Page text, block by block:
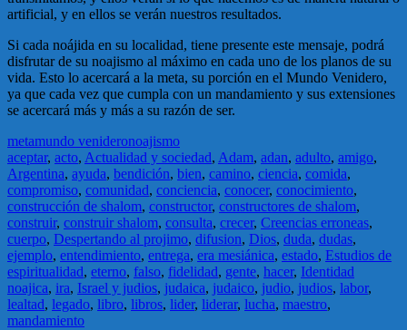
artificial, y en ellos se verán nuestros resultados.
Si cada noájida en su localidad, tiene presente este mensaje, podrá
disfrutar de su noajismo al máximo en cada uno de los planos de su
vida. Esto lo acercará a la meta, su porción en el Mundo Venidero,
ya que cada vez que cumpla con un mandamiento y sus extensiones
se acercará más y más a su razón de ser.
metamundo venideronoajismo
aceptar, acto, Actualidad y sociedad, Adam, adan, adulto, amigo,
Argentina, ayuda, bendición, bien, camino, ciencia, comida,
compromiso, comunidad, conciencia, conocer, conocimiento,
construcción de shalom, constructor, constructores de shalom,
construir, construir shalom, consulta, crecer, Creencias erroneas,
cuerpo, Despertando al projimo, difusion, Dios, duda, dudas,
ejemplo, entendimiento, entrega, era mesiánica, estado, Estudios de
espiritualidad, eterno, falso, fidelidad, gente, hacer, Identidad
noajica, ira, Israel y judios, judaica, judaico, judio, judios, labor,
lealtad, legado, libro, libros, lider, liderar, lucha, maestro,
mandamiento